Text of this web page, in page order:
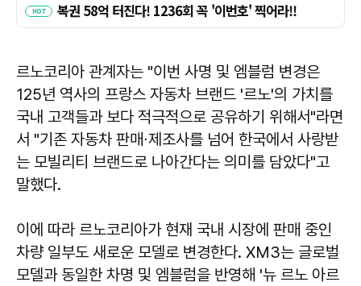
르노코리아 관계자는 "이번 사명 및 엠블럼 변경은
125년 역사의 프랑스 자동차 브랜드 '르노'의 가치를
국내 고객들과 보다 적극적으로 공유하기 위해서"라면
서 "기존 자동차 판매∙제조사를 넘어 한국에서 사랑받
는 모빌리티 브랜드로 나아간다는 의미를 담았다"고
말했다.
이에 따라 르노코리아가 현재 국내 시장에 판매 중인
차량 일부도 새로운 모델로 변경한다. XM3는 글로벌
모델과 동일한 차명 및 엠블럼을 반영해 '뉴 르노 아르